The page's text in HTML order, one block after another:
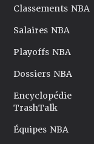
Classements NBA
Salaires NBA
Playoffs NBA
Dossiers NBA
Encyclopédie
TrashTalk
Équipes NBA